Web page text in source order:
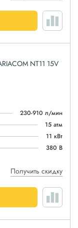
NT11 15V
230-910 л/мин
15 атм
11 кВт
380 В
Получить скидку